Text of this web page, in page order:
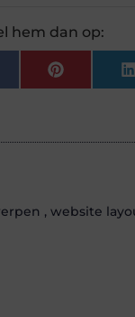
hem dan op:
Pinterest
,website